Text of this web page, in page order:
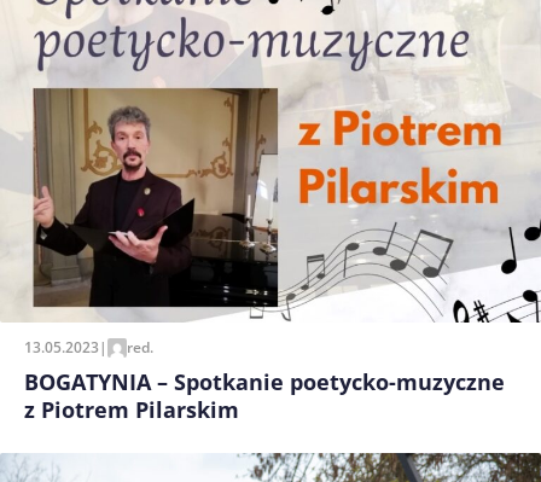
13.05.2023| red.
BOGATYNIA – Spotkanie poetycko-muzyczne
z Piotrem Pilarskim